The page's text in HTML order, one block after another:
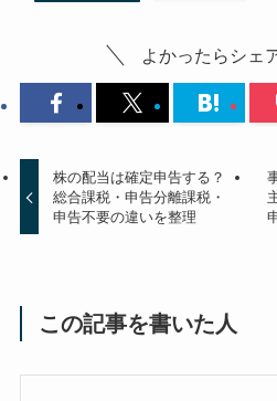
よかったらシェ
株の配当は確定申告する？
総合課税・申告分離課税・
申告不要の違いを整理
この記事を書いた人